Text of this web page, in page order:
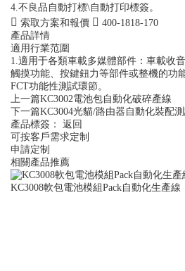
4.不良品自動打標\自動打印標簽。
索取方案和報價
400-1818-170
產品詳情
適用行業范圍
1.適用于各類車載多媒體部件：車載收
觸摸功能、按鍵鈕力等部件或整機的功
FCT功能性測試環節。
上一篇KC3002電池包自動化破碎產線
下一篇KC3004光貓/路由器自動化裝配
產品標簽： 返回
可按客戶需求定制
申請定制
相關產品推薦
KC3008軟包電池模組Pack自動化生產線